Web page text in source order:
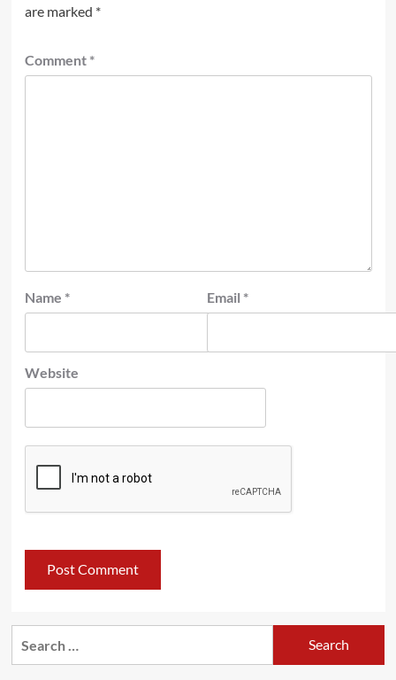
are marked *
Comment *
Name * Email *
Website